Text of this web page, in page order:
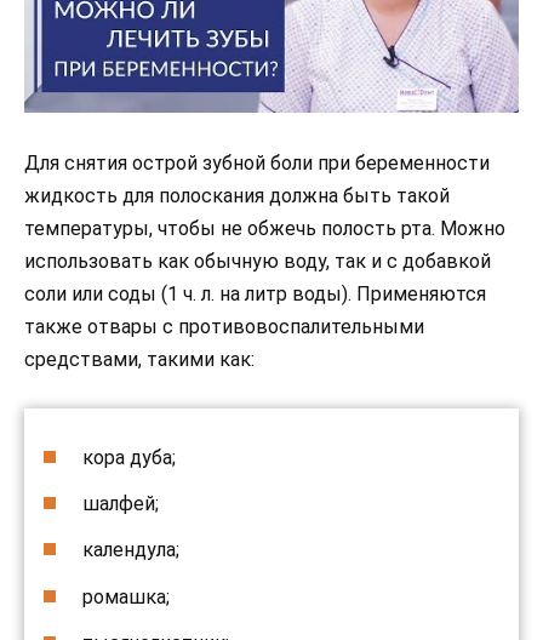
Для снятия острой зубной боли при беременности
жидкость для полоскания должна быть такой
температуры, чтобы не обжечь полость рта. Можно
использовать как обычную воду, так и с добавкой
соли или соды (1 ч. л. на литр воды). Применяются
также отвары с противовоспалительными
средствами, такими как:
кора дуба;
шалфей;
календула;
ромашка;